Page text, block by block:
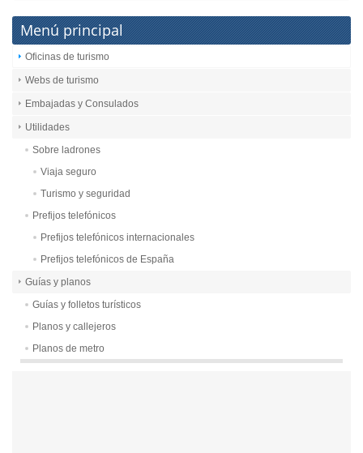
Menú principal
Oficinas de turismo
Webs de turismo
Embajadas y Consulados
Utilidades
Sobre ladrones
Viaja seguro
Turismo y seguridad
Prefijos telefónicos
Prefijos telefónicos internacionales
Prefijos telefónicos de España
Guías y planos
Guías y folletos turísticos
Planos y callejeros
Planos de metro